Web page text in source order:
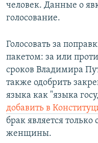
человек. Данные о
голосование.
Голосовать за
пакетом: за или
сроков Владимира
также одобрить
языка как "языка
добавить в
брак является
женщины.